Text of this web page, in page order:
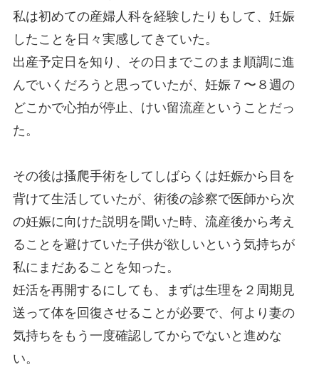
私は初めての産婦人科を経験したりもして、妊娠
したことを日々実感してきていた。
出産予定日を知り、その日までこのまま順調に進
んでいくだろうと思っていたが、妊娠７〜８週の
どこかで心拍が停止、けい留流産ということだっ
た。
その後は搔爬手術をしてしばらくは妊娠から目を
背けて生活していたが、術後の診察で医師から次
の妊娠に向けた説明を聞いた時、流産後から考え
ることを避けていた子供が欲しいという気持ちが
私にまだあることを知った。
妊活を再開するにしても、まずは生理を２周期見
送って体を回復させることが必要で、何より妻の
気持ちをもう一度確認してからでないと進めな
い。